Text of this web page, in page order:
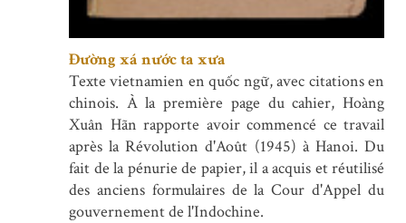
Đường xá nước ta xưa
Texte vietnamien en quốc ngữ, avec citations en
chinois. À la première page du cahier, Hoàng
Xuân Hãn rapporte avoir commencé ce travail
après la Révolution d'Août (1945) à Hanoi. Du
fait de la pénurie de papier, il a acquis et réutilisé
des anciens formulaires de la Cour d'Appel du
gouvernement de l'Indochine.